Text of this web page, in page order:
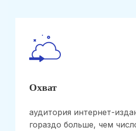
Охват
аудитория интернет-
гораздо больше, чем